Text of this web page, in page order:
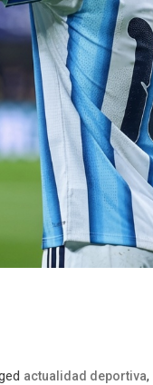
actualidad deportiva,